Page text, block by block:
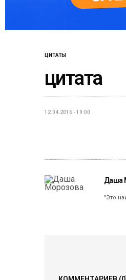
ЦИТАТЫ
цитата
12.04.2016 - 19:00
Даша
"Это